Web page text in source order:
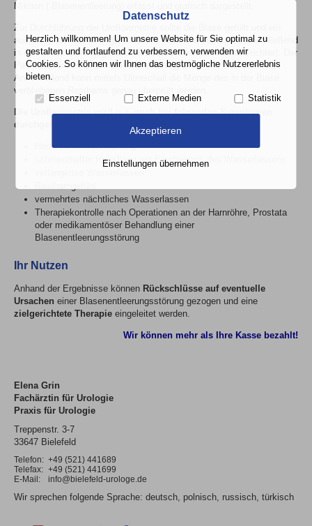
Miktion ( Blasenentleerung) erfasst und grafisch dargestellt.
Zur Durchführung der Uroflowmetrie sollte die Blase gefüllt und ein
ausreichender Harndrang vorhanden sein. Die Blase wird anschließend
in das Untersuchungsgerät entleert (Wasserlassen in ein Trichter). Der
Patient ist während der Blasenentleerung allein und unbeobachtet.
Anschließend kann mittels Ultraschall die Menge des in der Blase
verbliebenen Restharns genau überprüft werden.
Die Uroflowmetrie wird u.a. auch bei folgenden Symptomen
durchgeführt
Harnstrahlabschwächung
schmerzhafter Harndrang mit Erschwernis des Wasserlassens
vermehrtes nächtliches Wasserlassen
Therapiekontrolle nach Operationen an der Harnröhre, Prostata
oder medikamentöser Behandlung einer
Blasenentleerungsstörung
Ihr Nutzen
Anhand der Ergebnisse können Rückschlüsse auf eventuelle
Ursachen einer Blasenentleerungsstörung gezogen und eine
zielgerichtete Therapie eingeleitet werden.
Wir können mehr als Ihre Kasse bezahlt!
Elena Grin
Fachärztin für Urologie
Praxis für Urologie
Treppenstr. 3-7
33647 Bielefeld
Telefon: +49 (521) 441689
Telefax: +49 (521) 441699
E-Mail:
info@bielefeld-urologe.de
Wir sprechen folgende Sprache: deutsch, polnisch, russisch, türkisch
Datenschutz
Herzlich willkommen! Um unsere Website für Sie optimal zu
gestalten und fortlaufend zu verbessern, verwenden wir
Cookies. So können wir Ihnen das bestmögliche Nutzererlebnis
bieten.
Essenziell Externe Medien Statistik
Akzeptieren
Einstellungen übernehmen